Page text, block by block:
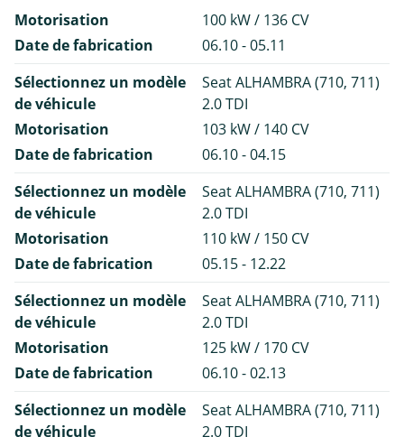
Motorisation
100 kW / 136 CV
Date de fabrication
06.10 - 05.11
Sélectionnez un modèle
de véhicule
Seat ALHAMBRA (710, 711)
2.0 TDI
Motorisation
103 kW / 140 CV
Date de fabrication
06.10 - 04.15
Sélectionnez un modèle
de véhicule
Seat ALHAMBRA (710, 711)
2.0 TDI
Motorisation
110 kW / 150 CV
Date de fabrication
05.15 - 12.22
Sélectionnez un modèle
de véhicule
Seat ALHAMBRA (710, 711)
2.0 TDI
Motorisation
125 kW / 170 CV
Date de fabrication
06.10 - 02.13
Sélectionnez un modèle
de véhicule
Seat ALHAMBRA (710, 711)
2.0 TDI